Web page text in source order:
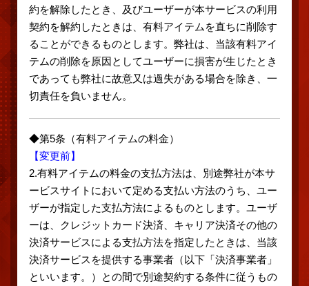
約を解除したとき、及びユーザーが本サービスの利用
契約を解約したときは、有料アイテムを直ちに削除す
ることができるものとします。弊社は、当該有料アイ
テムの削除を原因としてユーザーに損害が生じたとき
であっても弊社に故意又は過失がある場合を除き、一
切責任を負いません。
◆第5条（有料アイテムの料金）
【変更前】
2.有料アイテムの料金の支払方法は、別途弊社が本サ
ービスサイトにおいて定める支払い方法のうち、ユー
ザーが指定した支払方法によるものとします。ユーザ
ーは、クレジットカード決済、キャリア決済その他の
決済サービスによる支払方法を指定したときは、当該
決済サービスを提供する事業者（以下「決済事業者」
といいます。）との間で別途契約する条件に従うもの